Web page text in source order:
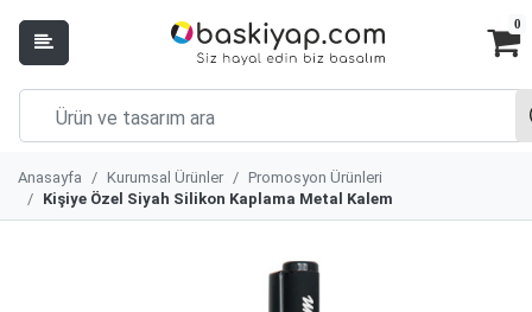
0
Anasayfa Kurumsal Ürünler
Promosyon Ürünleri
Kişiye Özel Siyah Silikon Kaplama Metal Kalem